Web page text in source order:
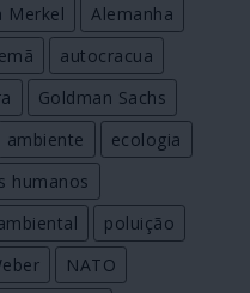
Merkel
Alemanha
autocracua
Goldman Sachs
ambiente
ecologia
humanos
poluição
NATO